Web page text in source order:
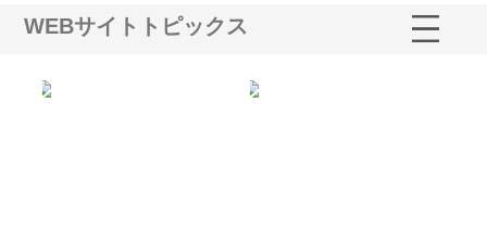
WEBサイトトピックス